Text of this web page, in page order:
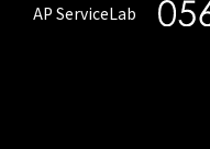
AP ServiceLab